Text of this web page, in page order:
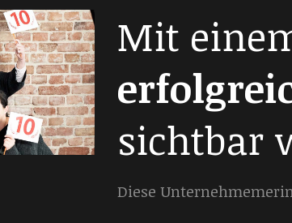
Mit
sichtbar
Diese